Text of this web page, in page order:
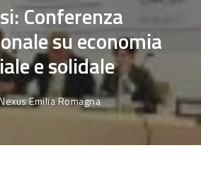
Conferenza
su economia
e solidale
Nexus Emilia Romagna